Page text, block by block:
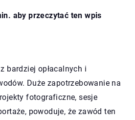
aby przeczytać ten wpis
bardziej opłacalnych i
Duże zapotrzebowanie na
fotograficzne, sesje
powoduje, że zawód ten